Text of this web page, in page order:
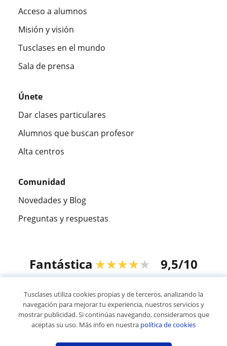
Acceso a alumnos
Misión y visión
Tusclases en el mundo
Sala de prensa
Únete
Dar clases particulares
Alumnos que buscan profesor
Alta centros
Comunidad
Novedades y Blog
Preguntas y respuestas
Fantástica ★★★★★ 9,5/10
© 2007 - 2026 Tusclases.co
Mapa web:Profesores particulares
Tusclases utiliza cookies propias y de terceros, analizando la
navegación para mejorar tu experiencia, nuestros servicios y
mostrar publicidad. Si continúas navegando, consideramos que
aceptas su uso. Más info en nuestra política de cookies